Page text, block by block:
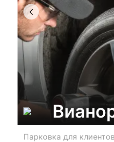
Парковка для клиентов